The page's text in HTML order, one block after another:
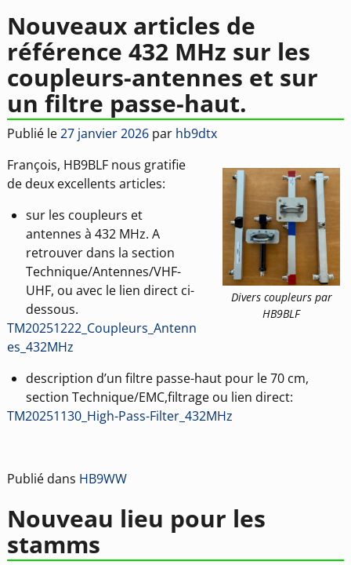
Nouveaux articles de
référence 432 MHz sur les
coupleurs-antennes et sur
un filtre passe-haut.
Publié le27 janvier 2026 par hb9dtx
Divers coupleurs par
HB9BLF
François, HB9BLF nous gratifie
de deux excellents articles:
sur les coupleurs et
antennes à 432 MHz. A
retrouver dans la section
Technique/Antennes/VHF-
UHF, ou avec le lien direct ci-
dessous.
TM20251222_Coupleurs_Antenn
es_432MHz
description d’un filtre passe-haut pour le 70 cm,
section Technique/EMC,filtrage ou lien direct:
TM20251130_High-Pass-Filter_432MHz
Publié dans HB9WW
Nouveau lieu pour les
stamms